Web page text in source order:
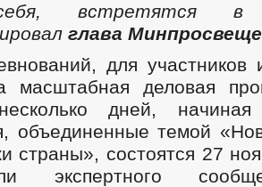
встретятся
глава
для участников
масштабная деловая
дней,
объединенные темой
страны», состоятся 27
экспертного